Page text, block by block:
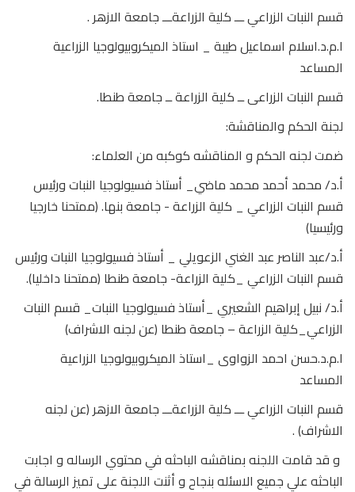
قسم النبات الزراعي ـــ كلية الزراعةـــ جامعة الازهر .
ا.م.د.اسلام اسماعيل طيبة _ استاذ الميكروبيولوجيا الزراعية
المساعد
قسم النبات الزراعى ــ كلية الزراعة ــ جامعة طنطا.
لجنة الحكم والمناقشة:
ضمت لجنه الحكم و المناقشه كوكبه من العلماء:
أ.د/ محمد أحمد محمد ماضي_ أستاذ فسيولوجيا النبات ورئيس
قسم النبات الزراعي _ كلية الزراعة - جامعة بنها. (ممتحنا خارجيا
ورئيسيا)
أ.د/عبد الناصر عبد الغني الزعويلي _ أستاذ فسيولوجيا النبات ورئيس
قسم النبات الزراعي _كلية الزراعة- جامعة طنطا (ممتحنا داخليا).
أ.د/ نبيل إبراهيم الشعيري _أستاذ فسيولوجيا النبات_ قسم النبات
الزراعي_كلية الزراعة – جامعة طنطا (عن لجنه الاشراف)
ا.م.د.حسن احمد الزواوى _استاذ الميكروبيولوجيا الزراعية
المساعد
قسم النبات الزراعي ـــ كلية الزراعةـــ جامعة الازهر (عن لجنه
الاشراف) .
و قد قامت اللجنه بمناقشه الباحثه في محتوي الرساله و اجابت
الباحثه علي جميع الاسئله بنجاح و أثنت اللجنة على تميز الرسالة في